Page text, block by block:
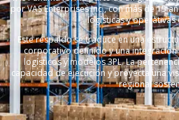
por VAS Enterprises Inc., con más de 15
logísticas y operativas
Este respaldo se traduce en una
corporativo definido y una
logísticos y modelos 3PL. La
capacidad de ejecución y proyecta una
regional